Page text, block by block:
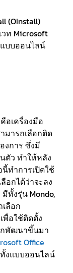
(OInstall)
ท Microsoft
แบบออนไลน์
คือเครื่องมือ
มารถเลือกติด
งการ ซึ่งมี
ตัว ทำให้หลัง
ทำการเปิดใช้
อกได้ว่าจะลง
ทั้งรุ่น Mondo,
ลือก
พื่อใช้ติดตั้ง
กพัฒนาขึ้นมา
Office
ทั้งแบบออนไลน์